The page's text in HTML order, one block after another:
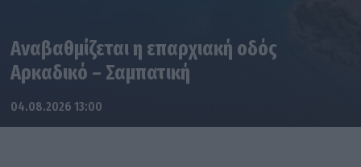
Αναβαθμίζεται η επαρχιακή οδός
Αρκαδικό – Σαμπατική
04.08.2026 13:00